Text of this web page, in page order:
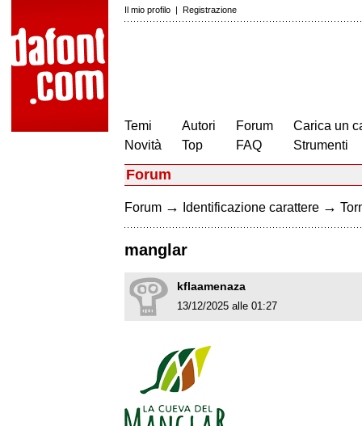
Il mio profilo | Registrazione
Temi
Novità
Autori
Top
Forum
FAQ
Carica un
Strumenti
Forum
Forum → Identificazione carattere →
manglar
kflaamenaza
13/12/2025 alle 01:27